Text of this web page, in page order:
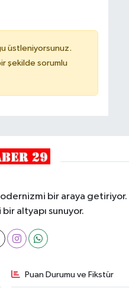
üstleniyorsunuz.
şekilde sorumlu
bir araya getiriyor.
altyapı sunuyor.
Puan Durumu ve Fikstür